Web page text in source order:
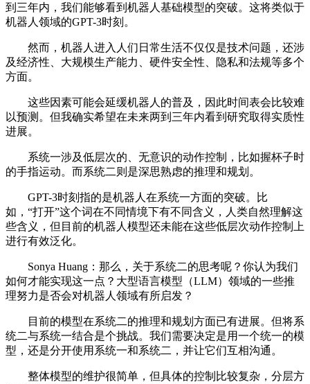
到三年内，我们能够看到机器人基础模型的突破。这将类似于
机器人领域的GPT-3时刻。
然而，机器人进入人们日常生活不仅仅是技术问题，还涉
及经济性、大规模生产能力、硬件安全性、隐私和法规等多个
方面。
这些因素可能会延缓机器人的普及，因此时间表会比较难
以预测。但我确实希望在未来两到三年内看到研究取得实质性
进展。
系统一涉及低层次的、无意识的动作控制，比如握杯子时
的手指运动。而系统二则是深思熟虑的推理和规划。
GPT-3时刻指的是机器人在系统一方面的突破。比
如，“打开”这个词在不同情境下有不同含义，人类自然理解这
些含义，但目前的机器人模型还未能在这些低层次动作控制上
进行有效泛化。
Sonya Huang：那么，关于系统二的思考呢？你认为我们
如何才能实现这一点？大型语言模型（LLM）领域的一些推
理努力是否会对机器人领域有所启发？
目前的模型在系统二的推理和规划方面已有进展。但将系
统二与系统一结合是个挑战。我们需要决定是用一个统一的模
型，还是分开使用系统一和系统二，并让它们互相沟通。
整体模型的维护很简单，但具体的控制比较复杂，分层方